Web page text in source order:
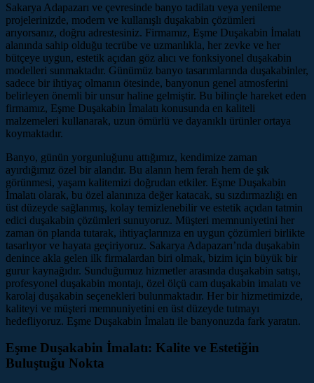
Sakarya Adapazarı ve çevresinde banyo tadilatı veya yenileme
projelerinizde, modern ve kullanışlı duşakabin çözümleri
arıyorsanız, doğru adrestesiniz. Firmamız, Eşme Duşakabin İmalatı
alanında sahip olduğu tecrübe ve uzmanlıkla, her zevke ve her
bütçeye uygun, estetik açıdan göz alıcı ve fonksiyonel duşakabin
modelleri sunmaktadır. Günümüz banyo tasarımlarında duşakabinler,
sadece bir ihtiyaç olmanın ötesinde, banyonun genel atmosferini
belirleyen önemli bir unsur haline gelmiştir. Bu bilinçle hareket eden
firmamız, Eşme Duşakabin İmalatı konusunda en kaliteli
malzemeleri kullanarak, uzun ömürlü ve dayanıklı ürünler ortaya
koymaktadır.
Banyo, günün yorgunluğunu attığımız, kendimize zaman
ayırdığımız özel bir alandır. Bu alanın hem ferah hem de şık
görünmesi, yaşam kalitemizi doğrudan etkiler. Eşme Duşakabin
İmalatı olarak, bu özel alanınıza değer katacak, su sızdırmazlığı en
üst düzeyde sağlanmış, kolay temizlenebilir ve estetik açıdan tatmin
edici duşakabin çözümleri sunuyoruz. Müşteri memnuniyetini her
zaman ön planda tutarak, ihtiyaçlarınıza en uygun çözümleri birlikte
tasarlıyor ve hayata geçiriyoruz. Sakarya Adapazarı’nda duşakabin
denince akla gelen ilk firmalardan biri olmak, bizim için büyük bir
gurur kaynağıdır. Sunduğumuz hizmetler arasında duşakabin satışı,
profesyonel duşakabin montajı, özel ölçü cam duşakabin imalatı ve
karolaj duşakabin seçenekleri bulunmaktadır. Her bir hizmetimizde,
kaliteyi ve müşteri memnuniyetini en üst düzeyde tutmayı
hedefliyoruz. Eşme Duşakabin İmalatı ile banyonuzda fark yaratın.
Eşme Duşakabin İmalatı: Kalite ve Estetiğin
Buluştuğu Nokta